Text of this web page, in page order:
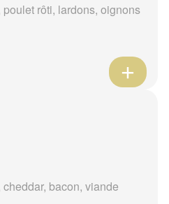
rôti, lardons, oignons
bacon, viande